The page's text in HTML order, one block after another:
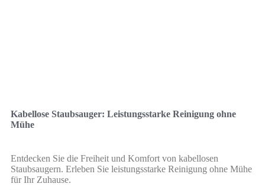
Kabellose Staubsauger: Leistungsstarke Reinigung ohne
Mühe
Entdecken Sie die Freiheit und Komfort von kabellosen
Staubsaugern. Erleben Sie leistungsstarke Reinigung ohne Mühe
für Ihr Zuhause.